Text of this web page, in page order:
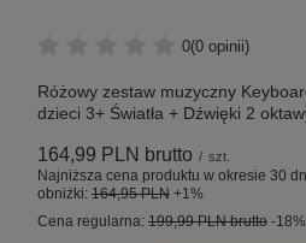
0(0 opinii)
Różowy zestaw muzyczny
dzieci 3+ Światła + Dźwięki 2
164,99 PLN brutto / szt.
Najniższa cena produktu w okresie 30
obniżki: 164,95 PLN +1%
Cena regularna: 199,99 PLNbrutto -18%